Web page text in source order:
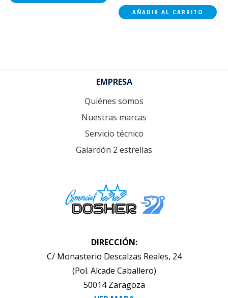
AÑADIR AL CARRITO
EMPRESA
Quiénes somos
Nuestras marcas
Servicio técnico
Galardón 2 estrellas
DIRECCIÓN:
C/ Monasterio Descalzas Reales, 24
(Pol. Alcade Caballero)
50014 Zaragoza